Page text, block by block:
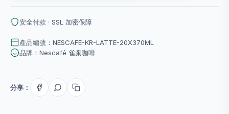
安全付款 · SSL 加密保障
產品編號：NESCAFE-KR-LATTE-20X370ML
品牌：Nescafé 雀巢咖啡
分享：